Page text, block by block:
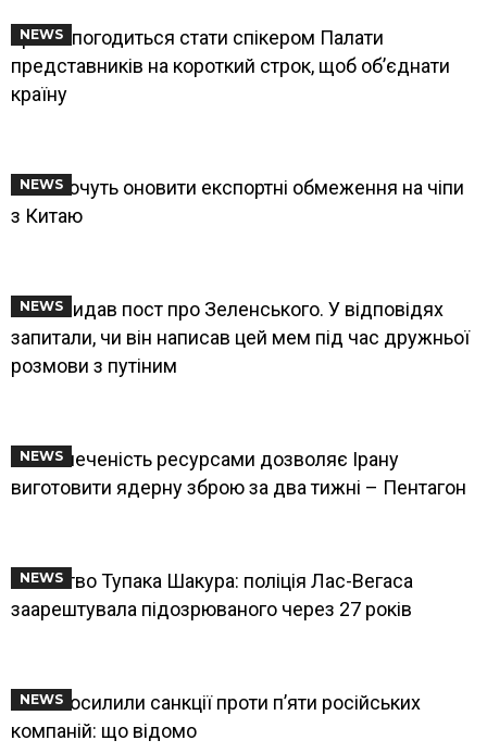
NEWS
Трамп погодиться стати спікером Палати
представників на короткий строк, щоб об’єднати
країну
NEWS
США хочуть оновити експортні обмеження на чіпи
з Китаю
NEWS
Маск видав пост про Зеленського. У відповідях
запитали, чи він написав цей мем під час дружньої
розмови з путіним
NEWS
Забезпеченість ресурсами дозволяє Ірану
виготовити ядерну зброю за два тижні – Пентагон
NEWS
Вбивство Тупака Шакура: поліція Лас-Вегаса
заарештувала підозрюваного через 27 років
NEWS
США посилили санкції проти п’яти російських
компаній: що відомо